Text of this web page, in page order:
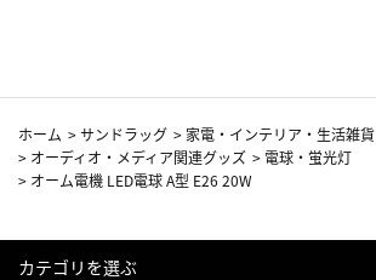
ホーム >サンドラッグ > 家電・インテリア・生活雑貨
> オーディオ・メディア関連グッズ > 電球・蛍光灯
> オーム電機 LED電球 A型 E26 20W
カテゴリを選ぶ